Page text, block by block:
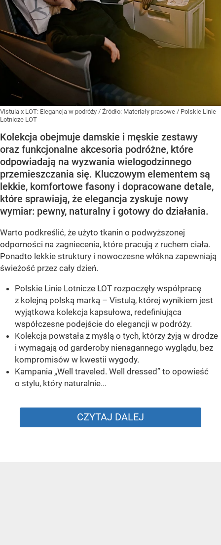
Vistula x LOT: Elegancja w podróży / Źródło: Materiały prasowe / Polskie Linie
Lotnicze LOT
Kolekcja obejmuje damskie i męskie zestawy
oraz funkcjonalne akcesoria podróżne, które
odpowiadają na wyzwania wielogodzinnego
przemieszczania się. Kluczowym elementem są
lekkie, komfortowe fasony i dopracowane detale,
które sprawiają, że elegancja zyskuje nowy
wymiar: pewny, naturalny i gotowy do działania.
Warto podkreślić, że użyto tkanin o podwyższonej
odporności na zagniecenia, które pracują z ruchem ciała.
Ponadto lekkie struktury i nowoczesne włókna zapewniają
świeżość przez cały dzień.
Polskie Linie Lotnicze LOT rozpoczęły współpracę
z kolejną polską marką – Vistulą, której wynikiem jest
wyjątkowa kolekcja kapsułowa, redefiniująca
współczesne podejście do elegancji w podróży.
Kolekcja powstała z myślą o tych, którzy żyją w drodze
i wymagają od garderoby nienagannego wyglądu, bez
kompromisów w kwestii wygody.
Kampania „Well traveled. Well dressed” to opowieść
o stylu, który naturalnie...
CZYTAJ DALEJ